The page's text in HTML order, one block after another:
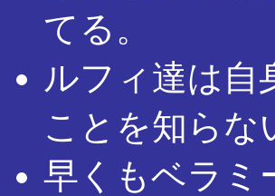
てる。
ルフィ達は自
ことを知らな
早くもベラミ